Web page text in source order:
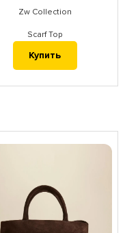
Zw Collection
Scarf Top
Купить